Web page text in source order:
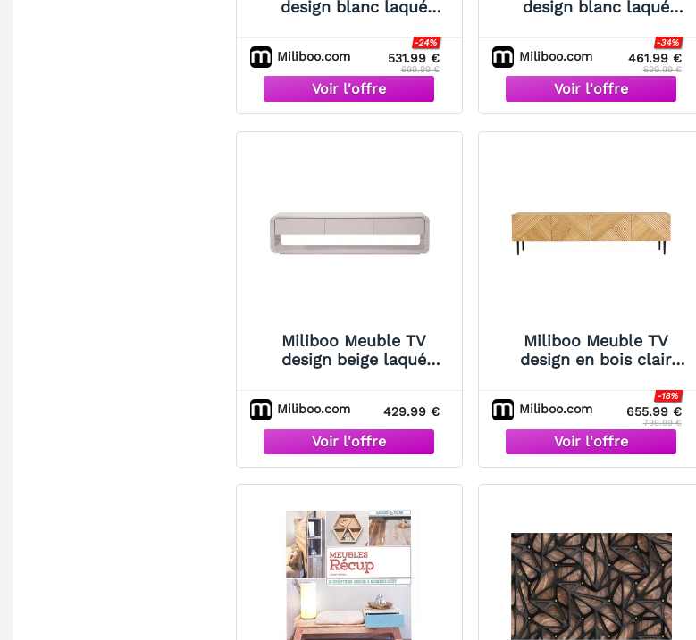
design blanc laqué
Miliboo.com 531.99 €
-24%
699.99 €
design blanc laqué
Miliboo.com 461.99 €
-34%
699.99 €
Miliboo Meuble TV
design beige laqué
Miliboo.com 429.99 €
Miliboo Meuble TV
design en bois clair
métal noir 4 portes L180
cm ARCHIPEL
Miliboo.com 655.99 €
-18%
799.99 €